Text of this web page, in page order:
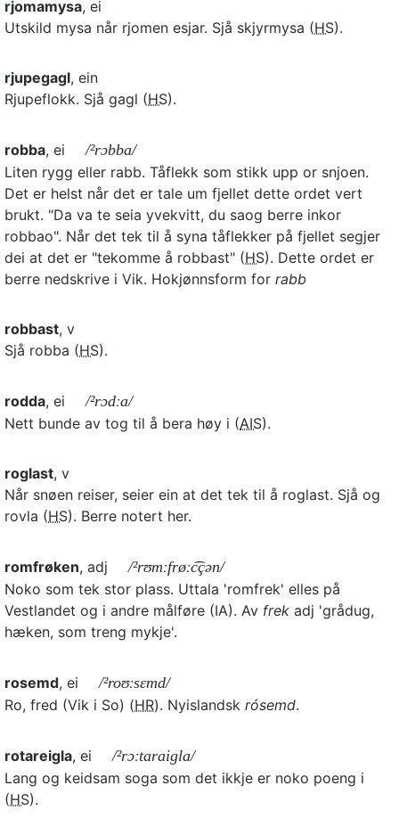
rjomamysa, ei
Utskild mysa når rjomen esjar. Sjå skjyrmysa (HS).
rjupegagl, ein
Rjupeflokk. Sjå gagl (HS).
robba, ei
/²rɔbba/
Liten rygg eller rabb. Tåflekk som stikk upp or snjoen.
Det er helst når det er tale um fjellet dette ordet vert
brukt. "Da va te seia yvekvitt, du saog berre inkor
robbao". Når det tek til å syna tåflekker på fjellet segjer
dei at det er "tekomme å robbast" (HS). Dette ordet er
berre nedskrive i Vik. Hokjønnsform for rabb
robbast, v
Sjå robba (HS).
rodda, ei
/²rɔdːa/
Nett bunde av tog til å bera høy i (AIS).
roglast, v
Når snøen reiser, seier ein at det tek til å roglast. Sjå og
rovla (HS). Berre notert her.
romfrøken, adj
/²rʊmːfrøːc͡çən/
Noko som tek stor plass. Uttala 'romfrek' elles på
Vestlandet og i andre målføre (IA). Av frek adj 'grådug,
hæken, som treng mykje'.
rosemd, ei
/²roʊːsɛmd/
Ro, fred (Vik i So) (HR). Nyislandsk rósemd.
rotareigla, ei
/²rɔːtaraigla/
Lang og keidsam soga som det ikkje er noko poeng i
(HS).